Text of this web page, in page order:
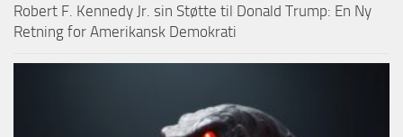
Robert F. Kennedy Jr. sin Støtte til Donald Trump: En Ny
Retning for Amerikansk Demokrati